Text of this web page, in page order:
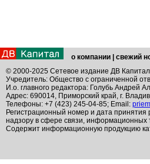
о компании свежий
© 2000-2025 Сетевое издание ДВ Капитал
Учредитель: Общество с ограниченной
И.о. главного редактора: Голубь Андрей
Адрес: 690014, Приморский край, г.
Телефоны: +7 (423) 245-04-85; Email:
Регистрационный номер и дата
надзору в сфере связи, информационных
Содержит информационную продукцию